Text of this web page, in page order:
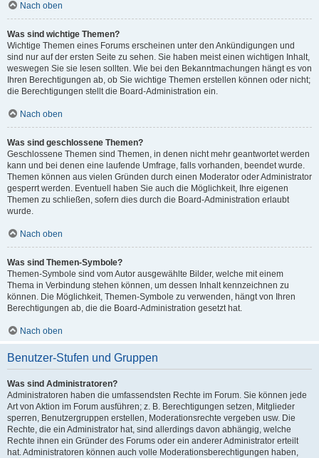
Nach oben
Was sind wichtige Themen?
Wichtige Themen eines Forums erscheinen unter den Ankündigungen und
sind nur auf der ersten Seite zu sehen. Sie haben meist einen wichtigen Inhalt,
weswegen Sie sie lesen sollten. Wie bei den Bekanntmachungen hängt es von
Ihren Berechtigungen ab, ob Sie wichtige Themen erstellen können oder nicht;
die Berechtigungen stellt die Board-Administration ein.
Nach oben
Was sind geschlossene Themen?
Geschlossene Themen sind Themen, in denen nicht mehr geantwortet werden
kann und bei denen eine laufende Umfrage, falls vorhanden, beendet wurde.
Themen können aus vielen Gründen durch einen Moderator oder Administrator
gesperrt werden. Eventuell haben Sie auch die Möglichkeit, Ihre eigenen
Themen zu schließen, sofern dies durch die Board-Administration erlaubt
wurde.
Nach oben
Was sind Themen-Symbole?
Themen-Symbole sind vom Autor ausgewählte Bilder, welche mit einem
Thema in Verbindung stehen können, um dessen Inhalt kennzeichnen zu
können. Die Möglichkeit, Themen-Symbole zu verwenden, hängt von Ihren
Berechtigungen ab, die die Board-Administration gesetzt hat.
Nach oben
Benutzer-Stufen und Gruppen
Was sind Administratoren?
Administratoren haben die umfassendsten Rechte im Forum. Sie können jede
Art von Aktion im Forum ausführen; z. B. Berechtigungen setzen, Mitglieder
sperren, Benutzergruppen erstellen, Moderationsrechte vergeben usw. Die
Rechte, die ein Administrator hat, sind allerdings davon abhängig, welche
Rechte ihnen ein Gründer des Forums oder ein anderer Administrator erteilt
hat. Administratoren können auch volle Moderationsberechtigungen haben,